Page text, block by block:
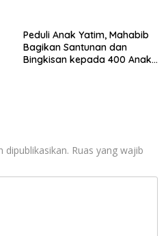
Peduli Anak Yatim, Mahabib
Bagikan Santunan dan
Bingkisan kepada 400 Anak
dipublikasikan. Ruas yang wajib